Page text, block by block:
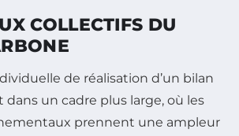
COLLECTIFS DU
de réalisation d’un bilan
dans un cadre plus large, où les
prennent une ampleur